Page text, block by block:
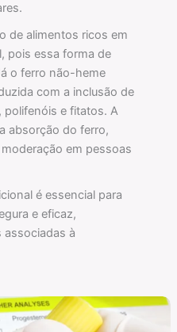
de alimentos ricos em
pois essa forma de
o ferro não-heme
com a inclusão de
polifenóis e fitatos. A
absorção do ferro,
em pessoas
é essencial para
e eficaz,
à